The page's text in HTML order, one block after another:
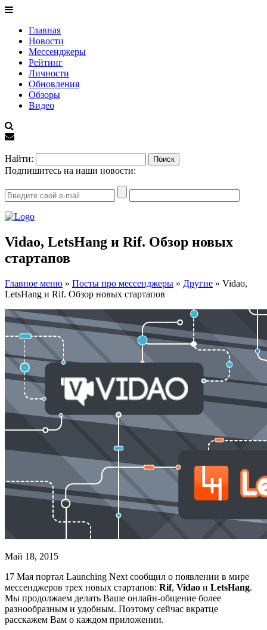
Главная
Новости
Мессенджеры
Рейтинг
Личности
Обновления
Обзоры
Видео
Найти:
Подпишитесь на наши новости:
Vidao, LetsHang и Rif. Обзор новых
стартапов
Главное меню » Посты про мессенджеры » Другие » Vidao,
LetsHang и Rif. Обзор новых стартапов
Май 18, 2015
17 Мая портал Launching Next сообщил о появлении в мире
мессенджеров трех новых стартапов: Rif, Vidao и LetsHang.
Мы продолжаем делать Ваше онлайн-общение более
разнообразным и удобным. Поэтому сейчас вкратце
расскажем Вам о каждом приложении.